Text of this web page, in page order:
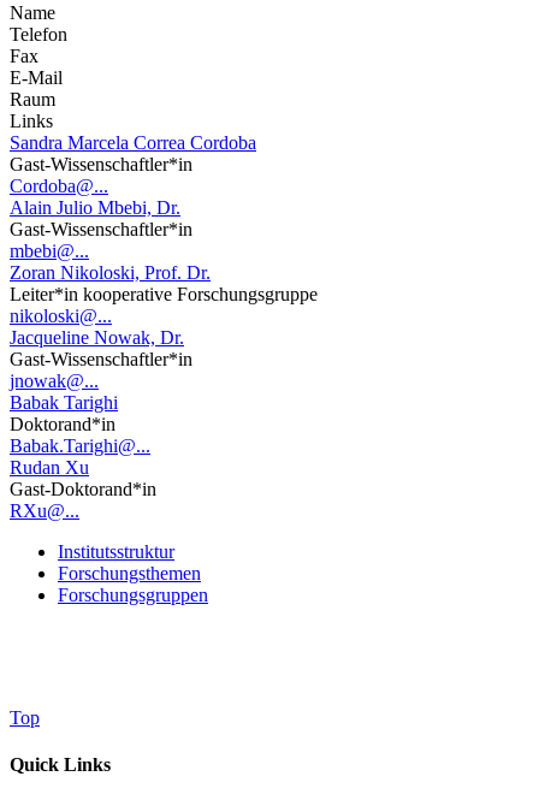
Name
Telefon
Fax
E-Mail
Raum
Links
Sandra Marcela Correa Cordoba
Gast-Wissenschaftler*in
Cordoba@...
Alain Julio Mbebi, Dr.
Gast-Wissenschaftler*in
mbebi@...
Zoran Nikoloski, Prof. Dr.
Leiter*in kooperative Forschungsgruppe
nikoloski@...
Jacqueline Nowak, Dr.
Gast-Wissenschaftler*in
jnowak@...
Babak Tarighi
Doktorand*in
Babak.Tarighi@...
Rudan Xu
Gast-Doktorand*in
RXu@...
Institutsstruktur
Forschungsthemen
Forschungsgruppen
Top
Quick Links